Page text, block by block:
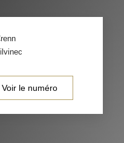
Voir le numéro